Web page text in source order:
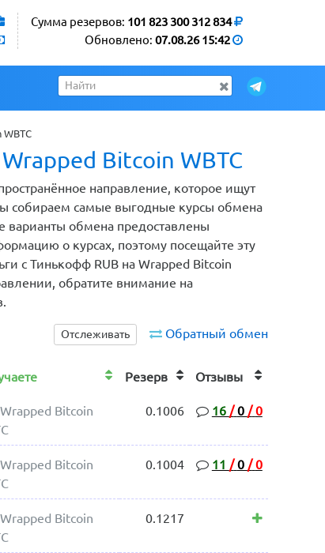
Сумма резервов: 101 823 300 312 834
Обновлено: 07.08.26 15:42
Bitcoin WBTC
направление, которое ищут
собираем самые выгодные курсы обмена
варианты обмена предоставлены
о курсах, поэтому посещайте эту
с Тинькофф RUB на Wrapped Bitcoin
обратите внимание на
Обратный обмен
Отслеживать
Резерв Отзывы
Wrapped Bitcoin
0.1006 16 / 0 / 0
Wrapped Bitcoin
0.1004 11 / 0 / 0
Wrapped Bitcoin
0.1217